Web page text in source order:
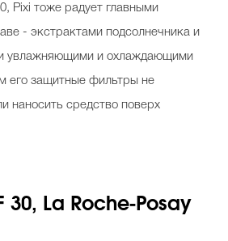
Pixi тоже радует главными
- экстрактами подсолнечника и
увлажняющими и охлаждающими
его защитные фильтры не
наносить средство поверх
30, La Roche-Posay